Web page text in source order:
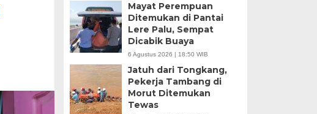
Mayat Perempuan
Ditemukan di Pantai
Lere Palu, Sempat
Dicabik Buaya
6 Agustus 2026 | 18:50 WIB
Jatuh dari Tongkang,
Pekerja Tambang di
Morut Ditemukan
Tewas